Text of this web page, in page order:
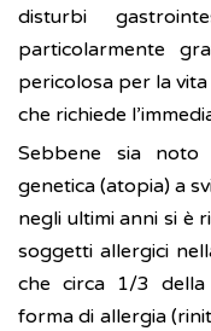
disturbi
particolarmente
pericolosa per la
che richiede
Sebbene sia noto
genetica (atopia) a
negli ultimi anni si è
soggetti allergici
che circa 1/3
forma di allergia